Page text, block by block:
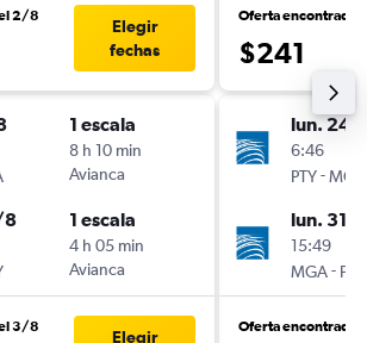
2/8
Elegir
fechas
1 escala
8 h 10 min
Avianca
8 1 escala
4 h 05 min
Avianca
3/8
Elegir
Oferta encontrada
$241
lun. 24/
6:46
PTY-MGA
lun. 31/
15:49
MGA- PTY
Oferta encontrada